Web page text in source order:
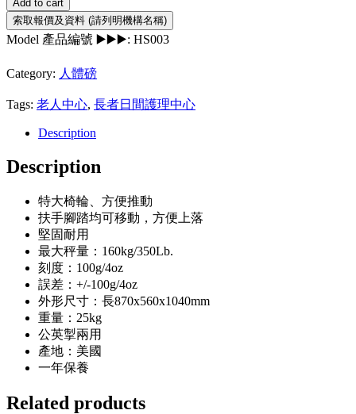
Add to cart
Model 產品編號 ▶️▶️▶️: HS003
Category: 人體磅
Tags: 老人中心, 長者日間護理中心
Description
Description
特大椅輪、方便推動
扶手腳踏均可移動，方便上落
堅固耐用
最大秤量：160kg/350Lb.
刻度：100g/4oz
誤差：+/-100g/4oz
外形尺寸：長870x560x1040mm
重量：25kg
公英掣兩用
產地：美國
一年保養
Related products